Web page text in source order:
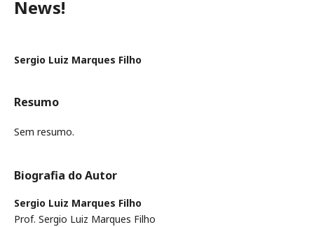
News!
Sergio Luiz Marques Filho
Resumo
Sem resumo.
Biografia do Autor
Sergio Luiz Marques Filho
Prof. Sergio Luiz Marques Filho